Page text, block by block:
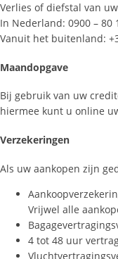
Verlies of diefstal van
In Nederland: 0900 – 80
Vanuit het buitenland:
Maandopgave
Bij gebruik van uw
hiermee kunt u online
Verzekeringen
Als uw aankopen zijn
Vrijwel alle
4 tot 48 uur